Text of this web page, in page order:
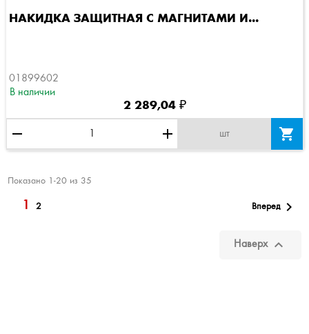
НАКИДКА ЗАЩИТНАЯ С МАГНИТАМИ И...
01899602
В наличии
2 289,04 ₽
remove add шт 
Показано 1-20 из 35
12 Вперед
Наверх 